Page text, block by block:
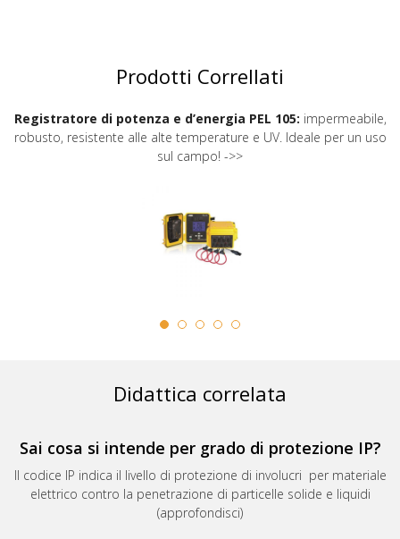
Prodotti Correllati
Registratore di potenza e d’energia PEL 105: impermeabile,
robusto, resistente alle alte temperature e UV. Ideale per un uso
sul campo! ->>
Didattica correlata
Sai cosa si intende per grado di protezione IP?
Il codice IP indica il livello di protezione di involucri per materiale
elettrico contro la penetrazione di particelle solide e liquidi
(approfondisci)